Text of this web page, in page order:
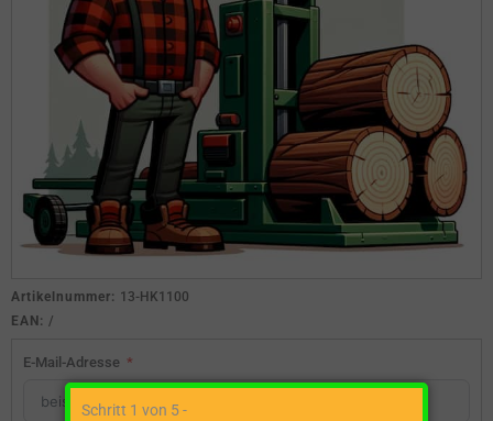
Artikelnummer: 13-HK1100
EAN: /
E-Mail-Adresse
Schritt 1 von 5 -